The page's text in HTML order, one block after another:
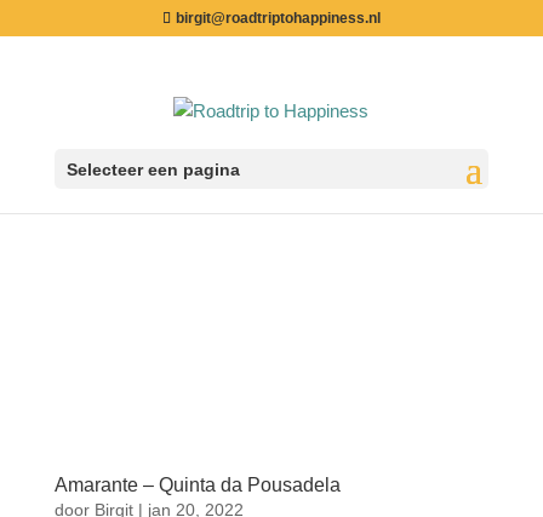
birgit@roadtriptohappiness.nl
Selecteer een pagina
Amarante – Quinta da Pousadela
door Birgit| jan 20, 2022